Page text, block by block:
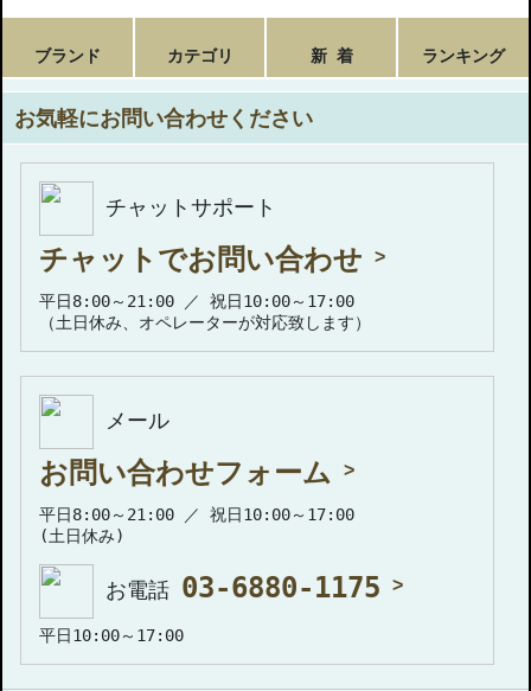
ブランド カテゴリ 新 着 ランキング
お気軽にお問い合わせください
チャットサポート
チャットでお問い合わせ
平日8:00～21:00 ／ 祝日10:00～17:00
（土日休み、オペレーターが対応致します）
メール
お問い合わせフォーム
平日8:00～21:00 ／ 祝日10:00～17:00
(土日休み)
お電話 03-6880-1175
平日10:00～17:00